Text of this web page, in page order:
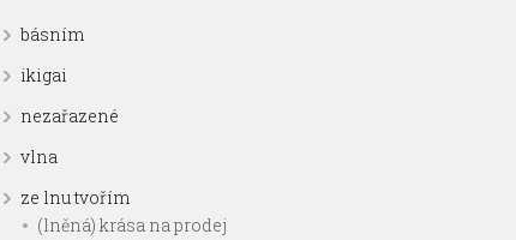
básním
ikigai
nezařazené
vlna
ze lnu tvořím
(lněná) krása na prodej